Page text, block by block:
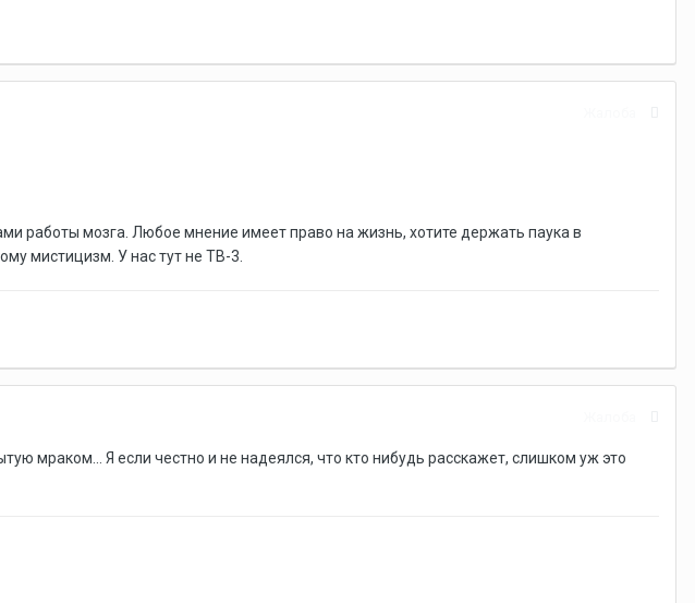
работы мозга. Любое мнение имеет право на жизнь, хотите держать паука в
мистицизм. У нас тут не ТВ-3.
мраком... Я если честно и не надеялся, что кто нибудь расскажет, слишком уж это